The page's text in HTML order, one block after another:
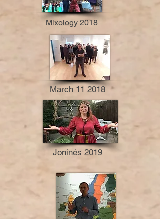
Mixology 2018
March 11 2018
Joninės 2019